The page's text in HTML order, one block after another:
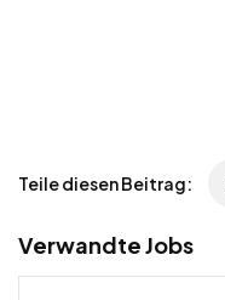
Teile diesen Beitrag:
Verwandte Jobs